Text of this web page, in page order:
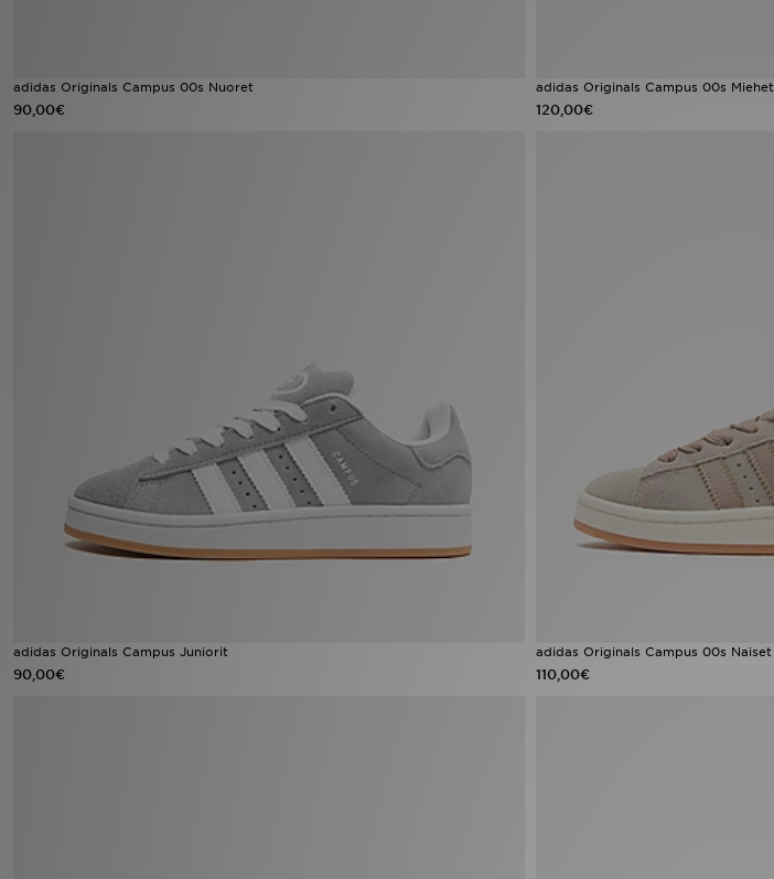
adidas Originals Campus 00s Nuoret
90,00€
adidas Originals Campus 00s Miehet
120,00€
adidas Originals Campus Juniorit
90,00€
adidas Originals Campus 00s Naiset
110,00€